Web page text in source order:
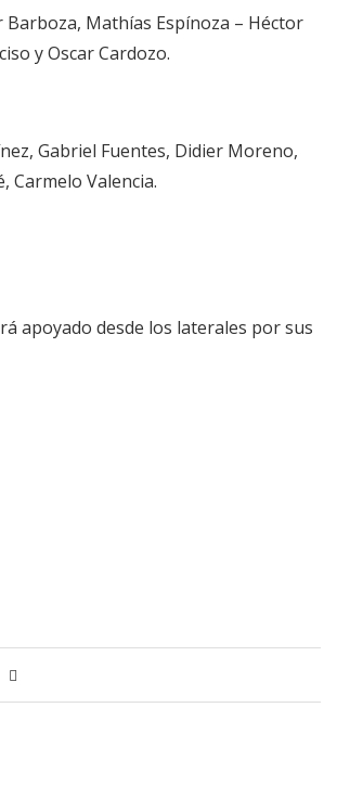
Barboza, Mathías Espínoza – Héctor
y Oscar Cardozo.
Gabriel Fuentes, Didier Moreno,
Carmelo Valencia.
apoyado desde los laterales por sus